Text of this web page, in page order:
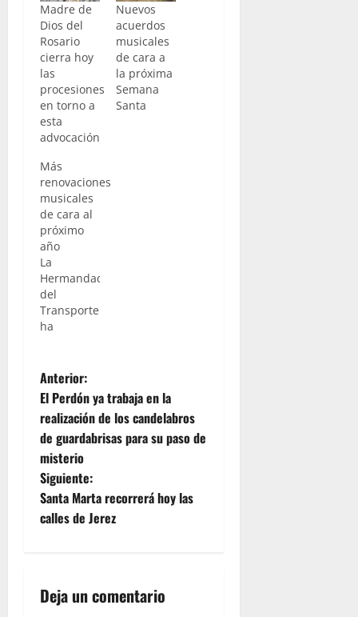
Madre de
Dios del
Rosario
cierra hoy
las
procesiones
en torno a
esta
advocación
Nuevos
acuerdos
musicales
de cara a
la próxima
Semana
Santa
Más
renovaciones
musicales
de cara al
próximo
año
La
Hermandad
del
Transporte
ha
mañana
de hoy
viernes, la
continuación
de la
Banda de
Música
Pedro
Álvarez
Hidalgo
Será por
N
a
v
e
g
c
Anterior:
El Perdón ya trabaja en la
realización de los candelabros
de guardabrisas para su paso de
misterio
Siguiente:
Santa Marta recorrerá hoy las
calles de Jerez
Deja un comentario